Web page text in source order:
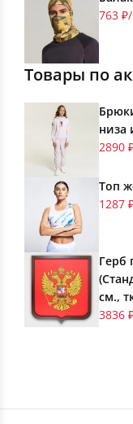
763
Товары по
низа
2890
Топ
1287
Герб
см.,
3836